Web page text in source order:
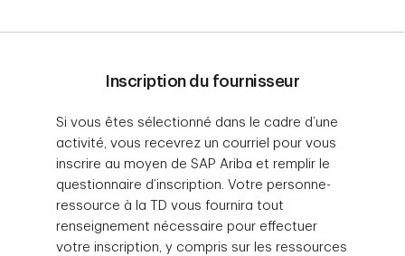
Inscription du fournisseur
Si vous êtes sélectionné dans le cadre d’une
activité, vous recevrez un courriel pour vous
inscrire au moyen de SAP Ariba et remplir le
questionnaire d’inscription. Votre personne-
ressource à la TD vous fournira tout
renseignement nécessaire pour effectuer
votre inscription, y compris sur les ressources